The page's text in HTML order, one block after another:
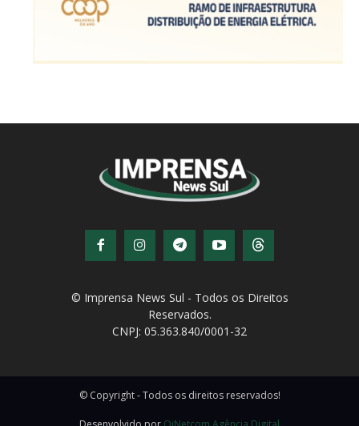
© Imprensa News Sul - Todos os Direitos
Reservados.
CNPJ: 05.363.840/0001-32
© Copyright - Todos os direitos reservados!